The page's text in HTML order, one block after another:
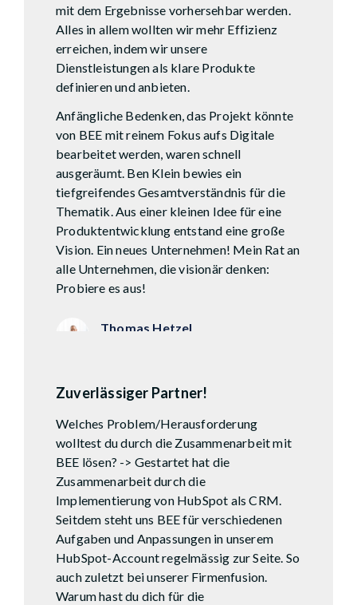
mit dem Ergebnisse vorhersehbar werden.
Alles in allem wollten wir mehr Effizienz
erreichen, indem wir unsere
Dienstleistungen als klare Produkte
definieren und anbieten.
Anfängliche Bedenken, das Projekt könnte
von BEE mit reinem Fokus aufs Digitale
bearbeitet werden, waren schnell
ausgeräumt. Ben Klein bewies ein
tiefgreifendes Gesamtverständnis für die
Thematik. Aus einer kleinen Idee für eine
Produktentwicklung entstand eine große
Vision. Ein neues Unternehmen! Mein Rat an
alle Unternehmen, die visionär denken:
Probiere es aus!
Thomas Hetzel
Zuverlässiger Partner!
Welches Problem/Herausforderung
wolltest du durch die Zusammenarbeit mit
BEE lösen? -> Gestartet hat die
Zusammenarbeit durch die
Implementierung von HubSpot als CRM.
Seitdem steht uns BEE für verschiedenen
Aufgaben und Anpassungen in unserem
HubSpot-Account regelmässig zur Seite. So
auch zuletzt bei unserer Firmenfusion.
Warum hast du dich für die